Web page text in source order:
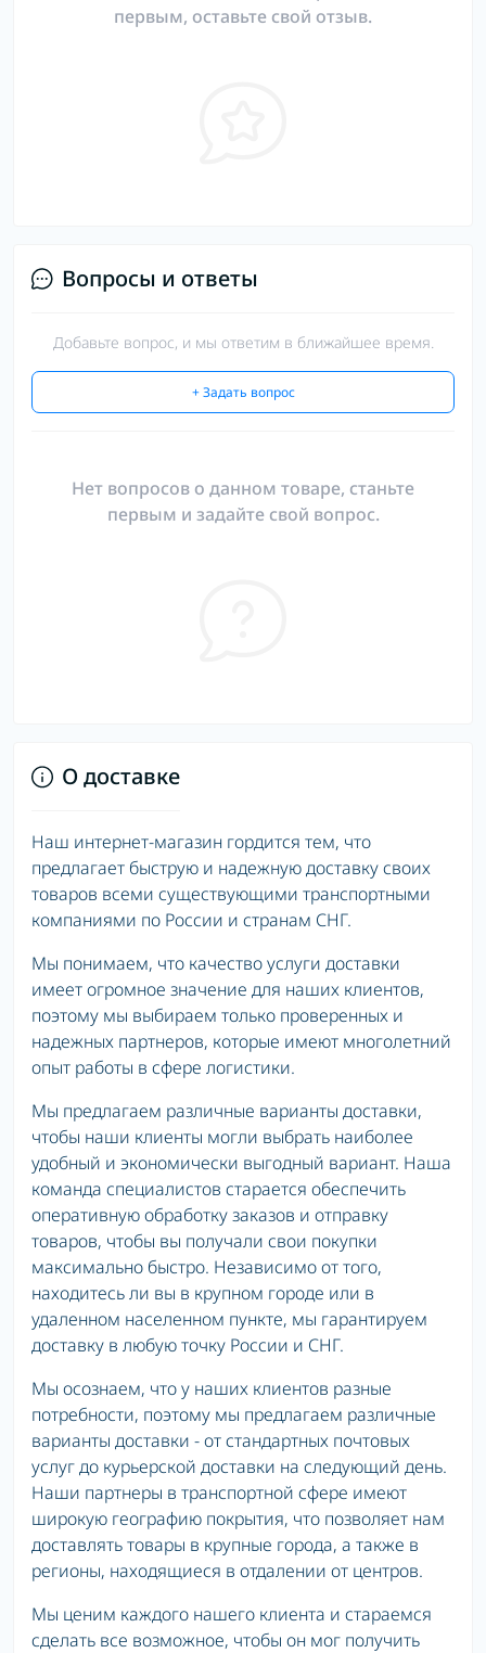
первым, оставьте свой отзыв.
Вопросы и ответы
Добавьте вопрос, и мы ответим в ближайшее время.
+ Задать вопрос
Нет вопросов о данном товаре, станьте
первым и задайте свой вопрос.
О доставке
Наш интернет-магазин гордится тем, что
предлагает быструю и надежную доставку своих
товаров всеми существующими транспортными
компаниями по России и странам СНГ.
Мы понимаем, что качество услуги доставки
имеет огромное значение для наших клиентов,
поэтому мы выбираем только проверенных и
надежных партнеров, которые имеют многолетний
опыт работы в сфере логистики.
Мы предлагаем различные варианты доставки,
чтобы наши клиенты могли выбрать наиболее
удобный и экономически выгодный вариант. Наша
команда специалистов старается обеспечить
оперативную обработку заказов и отправку
товаров, чтобы вы получали свои покупки
максимально быстро. Независимо от того,
находитесь ли вы в крупном городе или в
удаленном населенном пункте, мы гарантируем
доставку в любую точку России и СНГ.
Мы осознаем, что у наших клиентов разные
потребности, поэтому мы предлагаем различные
варианты доставки - от стандартных почтовых
услуг до курьерской доставки на следующий день.
Наши партнеры в транспортной сфере имеют
широкую географию покрытия, что позволяет нам
доставлять товары в крупные города, а также в
регионы, находящиеся в отдалении от центров.
Мы ценим каждого нашего клиента и стараемся
сделать все возможное, чтобы он мог получить